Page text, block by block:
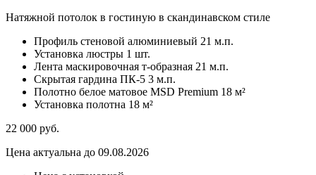
Натяжной потолок в гостиную в скандинавском стиле
Профиль стеновой алюминиевый 21 м.п.
Установка люстры 1 шт.
Лента маскировочная т-образная 21 м.п.
Скрытая гардина ПК-5 3 м.п.
Полотно белое матовое MSD Premium 18 м²
Установка полотна 18 м²
22 000 руб.
Цена актуальна до 09.08.2026